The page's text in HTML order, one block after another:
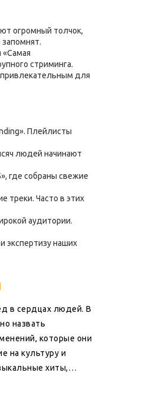
огромный толчок,
«Самая
стриминга.
для
Плейлисты
людей начинают
где собраны свежие
треки. Часто в этих
аудитории.
экспертизу наших
в сердцах людей. В
назвать
которые они
на культуру и
хиты,